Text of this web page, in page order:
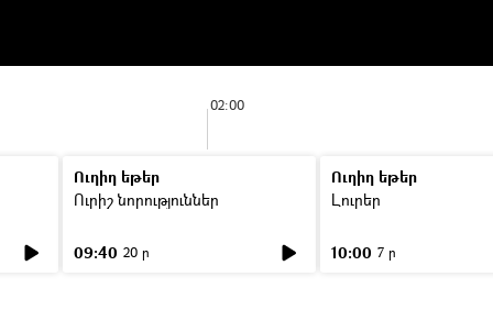
02:00
Ուղիղ եթեր
Ուրիշ նորություններ
09:40 20 ր
Ուղիղ եթեր
Լուրեր
10:00 7 ր